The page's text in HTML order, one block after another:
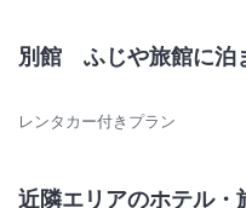
別館 ふじや旅館に泊
レンタカー付きプラン
近隣エリアのホテル・